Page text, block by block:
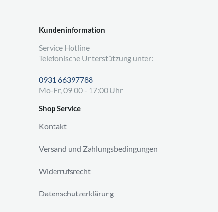
Kundeninformation
Service Hotline
Telefonische Unterstützung unter:
0931 66397788
Mo-Fr, 09:00 - 17:00 Uhr
Shop Service
Kontakt
Versand und Zahlungsbedingungen
Widerrufsrecht
Datenschutzerklärung